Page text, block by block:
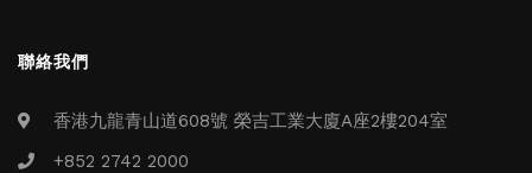
聯絡我們
香港九龍青山道608號 榮吉工業大廈A座2樓204室
+852 2742 2000